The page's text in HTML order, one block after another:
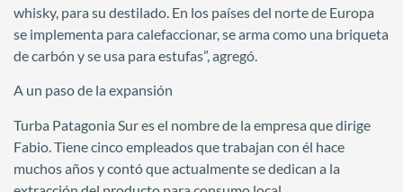
whisky, para su destilado. En los países del norte de Europa
se implementa para calefaccionar, se arma como una briqueta
de carbón y se usa para estufas”, agregó.
A un paso de la expansión
Turba Patagonia Sur es el nombre de la empresa que dirige
Fabio. Tiene cinco empleados que trabajan con él hace
muchos años y contó que actualmente se dedican a la